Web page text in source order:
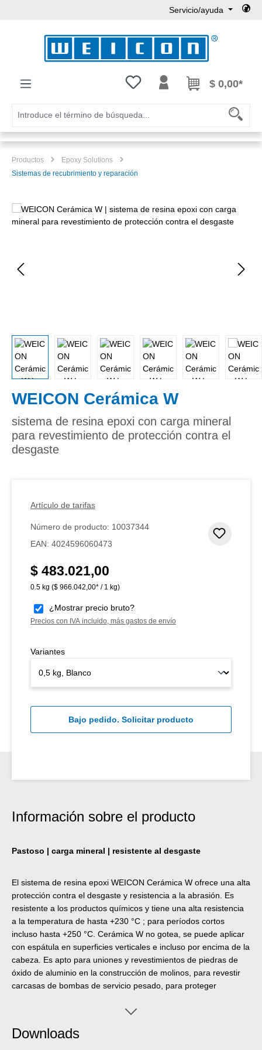
Servicio/ayuda
Tienes 0 artículos en tu lista de
$ 0,00*
Productos
Epoxy Solutions
Sistemas de recubrimiento y reparación
Omitir galería de imágenes
WEICON Cerámica W
sistema de resina epoxi con carga mineral
para revestimiento de protección contra el
desgaste
Artículo de tarifas
Número de producto: 10037344
EAN: 4024596060473
Precio normal:
$ 483.021,00
0.5 kg ($ 966.042,00* / 1 kg)
¿Mostrar precio bruto?
Precios con IVA incluido, más gastos de envío
Variantes
Bajo pedido. Solicitar producto
Información sobre el producto
Pastoso | carga mineral | resistente al desgaste
El sistema de resina epoxi WEICON Cerámica W ofrece una alta
protección contra el desgaste y resistencia a la abrasión. Es
resistente a los productos químicos y tiene una alta resistencia
a la temperatura de hasta +230 °C ; para períodos cortos
incluso hasta +250 °C. Cerámica W no gotea, se puede aplicar
con espátula en superficies verticales e incluso por encima de la
cabeza. Es apto para uniones y revestimientos de piedras de
óxido de aluminio en la construcción de molinos, para revestir
carcasas de bombas de servicio pesado, para proteger
todo proceso en que, por razones ópticas, no deben utilizarse
máquinas, instalaciones, molinos y aparatos así como en
Downloads